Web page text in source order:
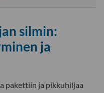
tai
silmin:
ja
pakettiin ja pikkuhiljaa